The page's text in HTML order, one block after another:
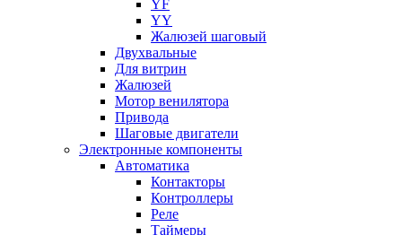
YF
YY
Жалюзей шаговый
Двухвальные
Для витрин
Жалюзей
Мотор венилятора
Привода
Шаговые двигатели
Электронные компоненты
Автоматика
Контакторы
Контроллеры
Реле
Таймеры